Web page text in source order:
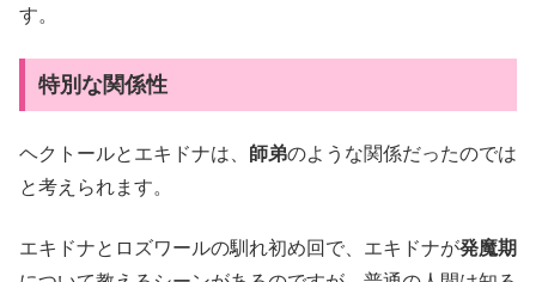
す。
特別な関係性
ヘクトールとエキドナは、 師弟のような関係だったのでは
と考えられます。
エキドナとロズワールの馴れ初め回で、エキドナが発魔期